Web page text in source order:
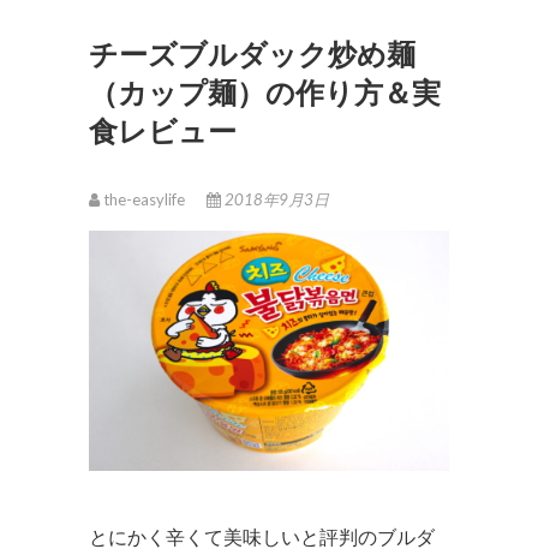
チーズブルダック炒め麺
（カップ麺）の作り方＆実
食レビュー
the-easylife 2018年9月3日
とにかく辛くて美味しいと評判のブルダ